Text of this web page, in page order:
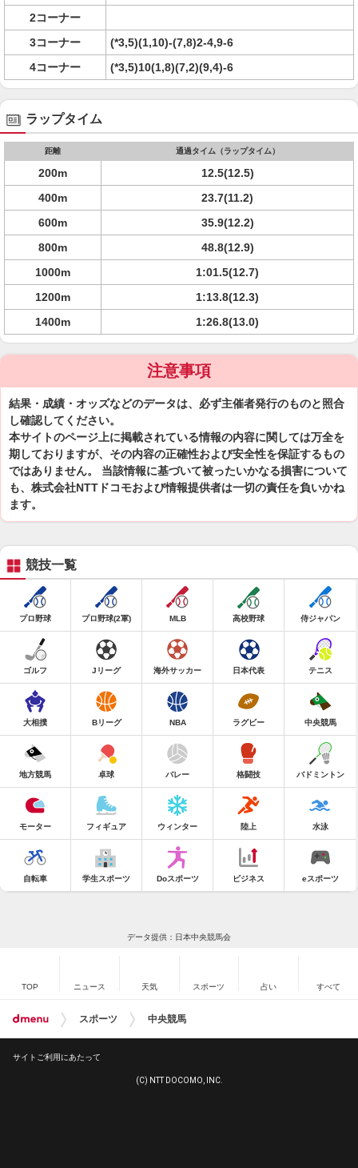
2コーナー
3コーナー
(*3,5)(1,10)-(7,8)2-4,9-6
4コーナー
(*3,5)10(1,8)(7,2)(9,4)-6
ラップタイム
距離 通過タイム（ラップタイム）
200m
12.5(12.5)
400m
23.7(11.2)
600m
35.9(12.2)
800m
48.8(12.9)
1000m
1:01.5(12.7)
1200m
1:13.8(12.3)
1400m
1:26.8(13.0)
注意事項
結果・成績・オッズなどのデータは、必ず主催者発行のものと照合
し確認してください。
本サイトのページ上に掲載されている情報の内容に関しては万全を
期しておりますが、その内容の正確性および安全性を保証するもの
ではありません。 当該情報に基づいて被ったいかなる損害について
も、株式会社NTTドコモおよび情報提供者は一切の責任を負いかね
ます。
競技一覧
プロ野球 プロ野球(2軍) MLB 高校野球 侍ジャパン
ゴルフ Jリーグ 海外サッカー 日本代表 テニス
大相撲 Bリーグ NBA ラグビー 中央競馬
地方競馬 卓球 バレー 格闘技 バドミントン
モーター フィギュア ウィンター 陸上 水泳
自転車 学生スポーツ Doスポーツ ビジネス eスポーツ
データ提供：日本中央競馬会
TOP ニュース 天気 スポーツ 占い すべて
スポーツ 中央競馬
サイトご利用にあたって
(C) NTT DOCOMO, INC.